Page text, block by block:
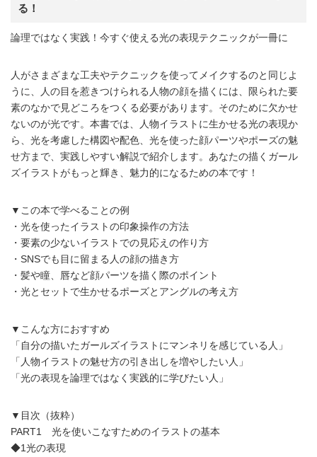
る！
論理ではなく実践！今すぐ使える光の表現テクニックが一冊に
人がさまざまな工夫やテクニックを使ってメイクするのと同じよ
うに、人の目を惹きつけられる人物の顔を描くには、限られた要
素のなかで見どころをつくる必要があります。そのために欠かせ
ないのが光です。本書では、人物イラストに生かせる光の表現か
ら、光を考慮した構図や配色、光を使った顔パーツやポーズの魅
せ方まで、実践しやすい解説で紹介します。あなたの描くガール
ズイラストがもっと輝き、魅力的になるための本です！
▼この本で学べることの例
・光を使ったイラストの印象操作の方法
・要素の少ないイラストでの見応えの作り方
・SNSでも目に留まる人の顔の描き方
・髪や瞳、唇など顔パーツを描く際のポイント
・光とセットで生かせるポーズとアングルの考え方
▼こんな方におすすめ
「自分の描いたガールズイラストにマンネリを感じている人」
「人物イラストの魅せ方の引き出しを増やしたい人」
「光の表現を論理ではなく実践的に学びたい人」
▼目次（抜粋）
PART1 光を使いこなすためのイラストの基本
◆1光の表現